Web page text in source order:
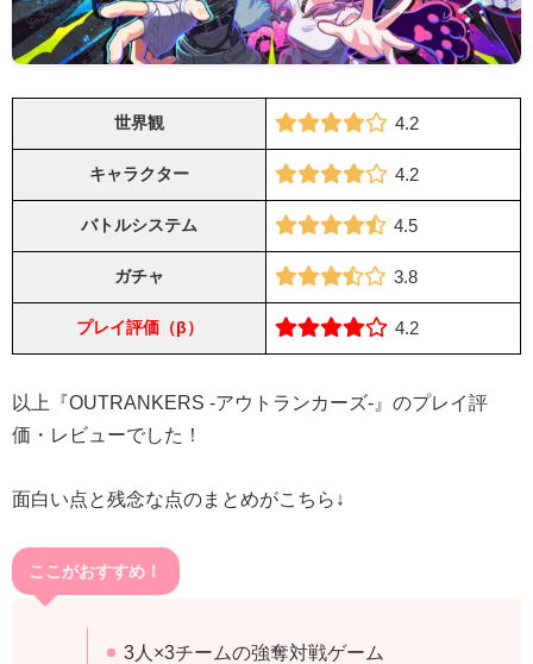
世界観 4.2
キャラクター 4.2
バトルシステム 4.5
ガチャ 3.8
プレイ評価（β） 4.2
以上『OUTRANKERS -アウトランカーズ-』のプレイ評
価・レビューでした！
面白い点と残念な点のまとめがこちら↓
ここがおすすめ！
3人×3チームの強奪対戦ゲーム